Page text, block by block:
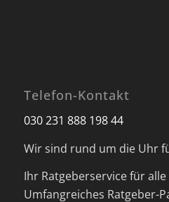
Telefon-Kontakt
030 231 888 198 44
Wir sind rund um die Uhr
Ihr Ratgeberservice für alle
Umfangreiches Ratgeber-